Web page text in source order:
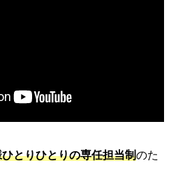
とりひとりの専任担当制のた